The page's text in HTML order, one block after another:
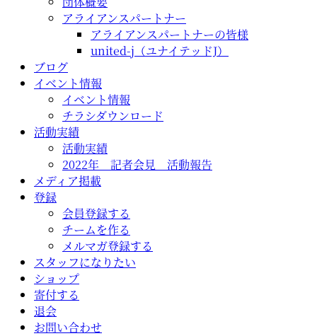
アライアンスパートナー
アライアンスパートナーの皆様
united-j（ユナイテッドJ）
ブログ
イベント情報
イベント情報
チラシダウンロード
活動実績
活動実績
2022年 記者会見 活動報告
メディア掲載
登録
会員登録する
チームを作る
メルマガ登録する
スタッフになりたい
ショップ
寄付する
退会
お問い合わせ